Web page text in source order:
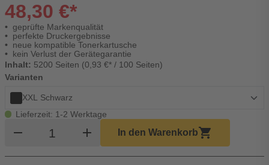
48,30 €*
geprüfte Markenqualität
perfekte Druckergebnisse
neue kompatible Tonerkartusche
kein Verlust der Gerätegarantie
Inhalt: 5200 Seiten (0,93 €* / 100 Seiten)
Varianten
XXL Schwarz
Lieferzeit: 1-2 Werktage
remove Produkt Warenkorb Menge
add In den Warenkorbshopping_cart